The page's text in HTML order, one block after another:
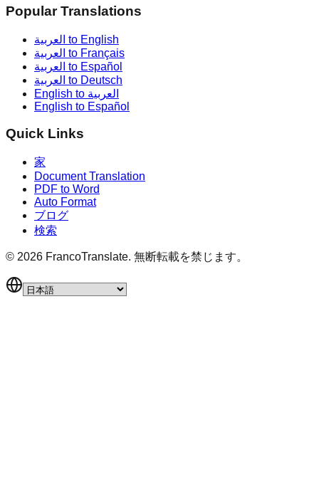
Popular Translations
العربية to English
العربية to Français
العربية to Español
العربية to Deutsch
English to العربية
English to Español
Quick Links
家
Document Translation
PDF to Word
Auto Format
ブログ
検索
© 2026 FrancoTranslate. 無断転載を禁じます。